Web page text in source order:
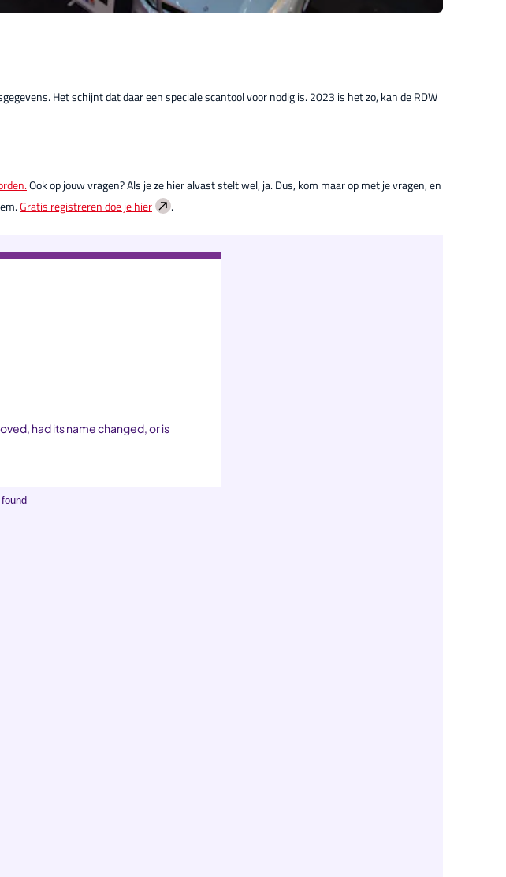
Het schijnt dat daar een speciale scantool voor nodig is. 2023 is het zo, kan de RDW
Ook op jouw vragen? Als je ze hier alvast stelt wel, ja. Dus, kom maar op met je vragen, en
Gratis registreren doe je hier .